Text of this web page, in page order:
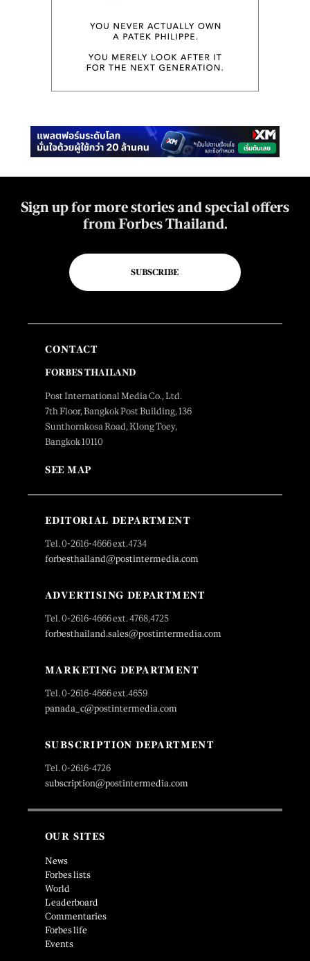
Sign up for more stories and special offers
from Forbes Thailand.
SUBSCRIBE
CONTACT
FORBES THAILAND
Post International Media Co., Ltd.
7th Floor, Bangkok Post Building, 136
Sunthornkosa Road, Klong Toey,
Bangkok 10110
SEE MAP
EDITORIAL DEPARTMENT
Tel. 0-2616-4666 ext.4734
forbesthailand@postintermedia.com
ADVERTISING DEPARTMENT
Tel. 0-2616-4666 ext. 4768,4725
forbesthailand.sales@postintermedia.com
MARKETING DEPARTMENT
Tel. 0-2616-4666 ext.4659
panada_c@postintermedia.com
SUBSCRIPTION DEPARTMENT
Tel. 0-2616-4726
subscription@postintermedia.com
OUR SITES
News
Forbes lists
World
Leaderboard
Commentaries
Forbes life
Events